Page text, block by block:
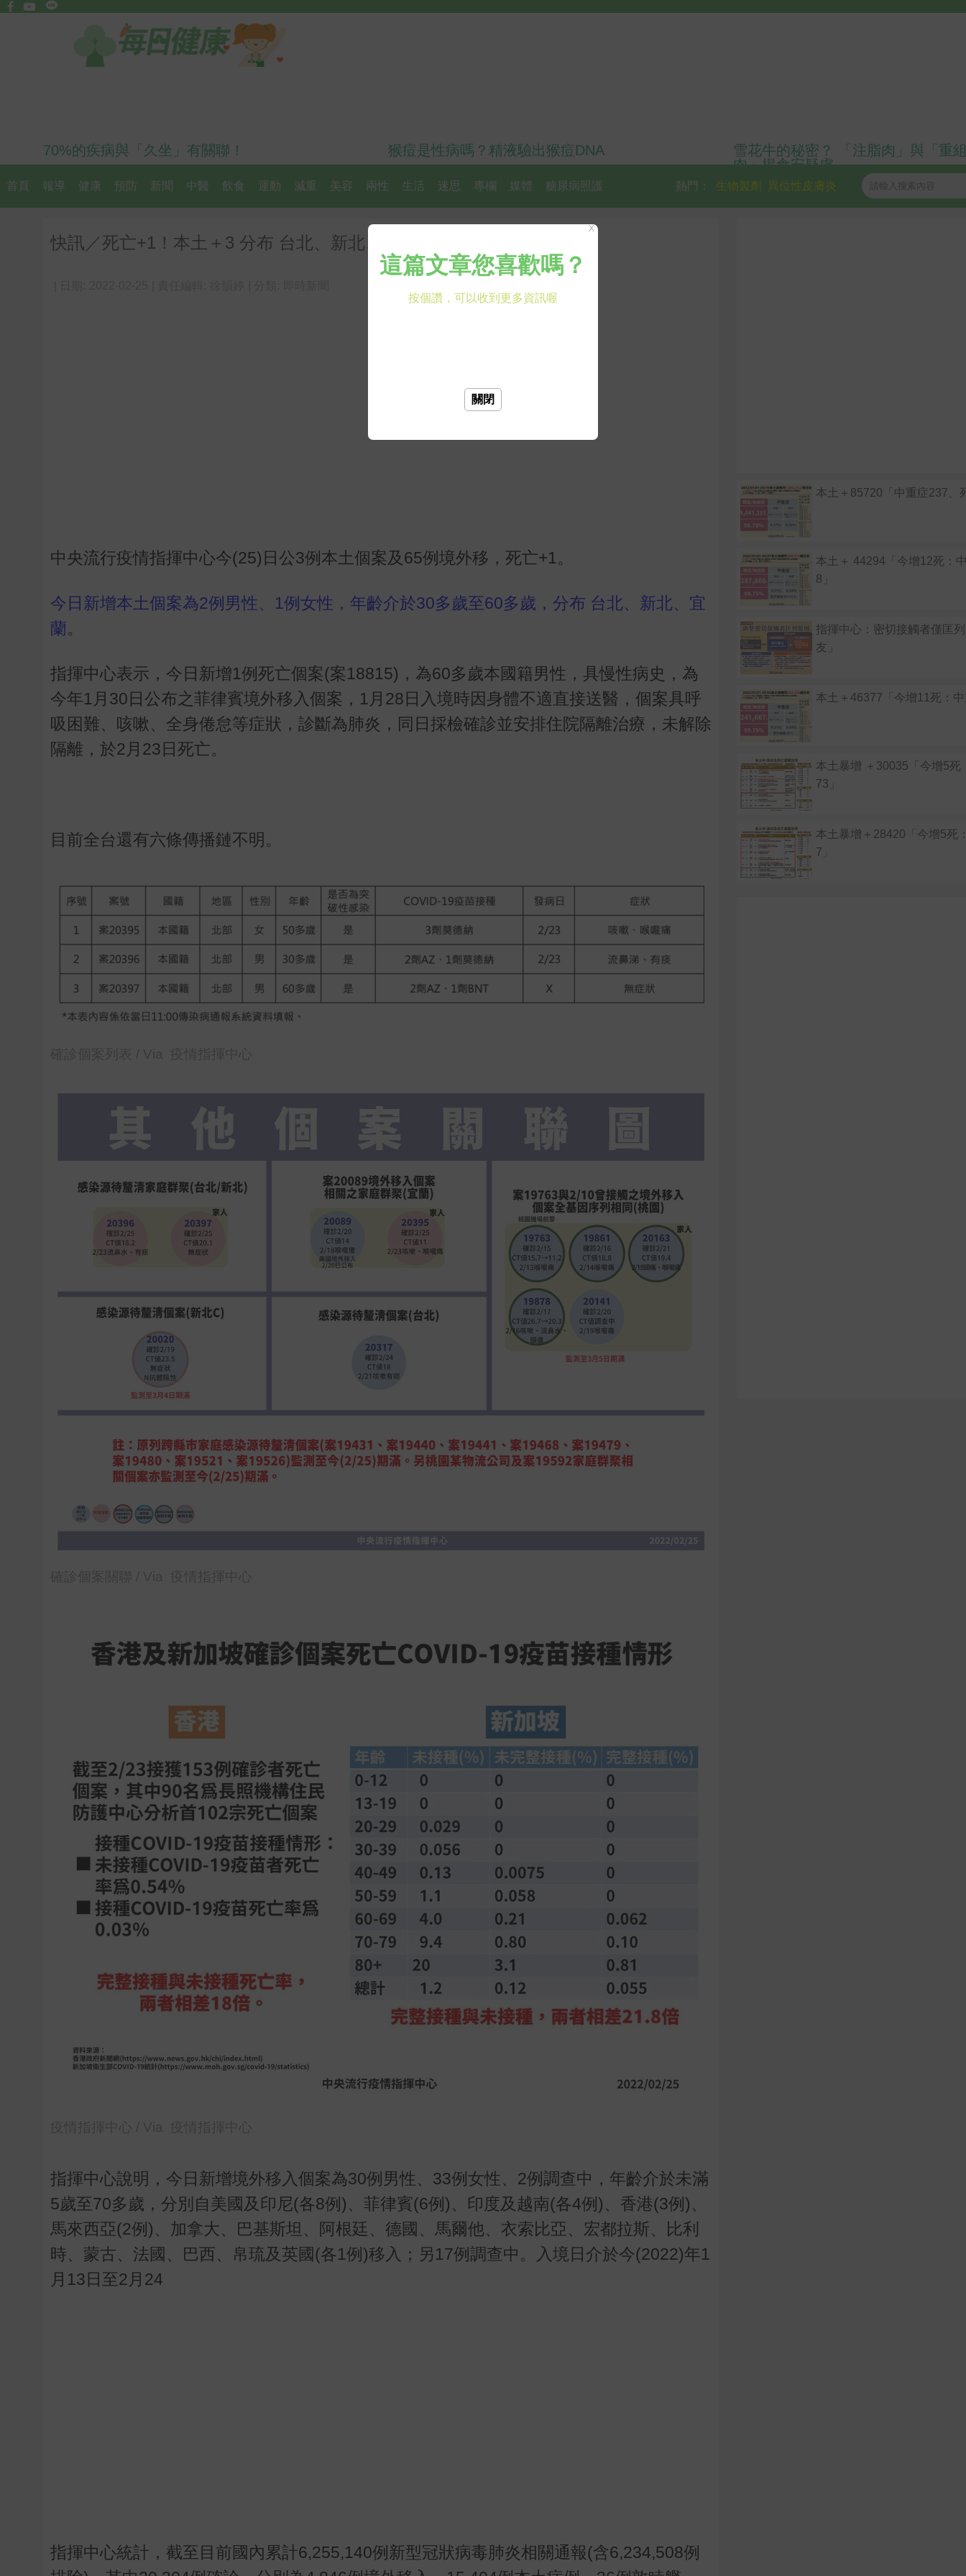
70%的疾病與「久坐」有關聯！ 猴痘是性病嗎？精液驗出猴痘DNA
雪花牛的秘密？ 「注脂肉」與「重
肉」揭食安疑慮
首頁 報導 健康 預防 新聞 中醫 飲食 運動 減重 美容 兩性 生活 迷思 專欄 媒體 糖尿病照護 異位性皮膚炎
生物製劑
熱門：
快訊／死亡+1！本土＋3 分布 台北、新北、宜蘭
中央流行疫情指揮中心今(25)日公3例本土個案及65例境外移，死亡+1。
今日新增本土個案為2例男性、1例女性，年齡介於30多歲至60多歲，分布 台北、新北、宜
蘭。
指揮中心表示，今日新增1例死亡個案(案18815)，為60多歲本國籍男性，具慢性病史，為
今年1月30日公布之菲律賓境外移入個案，1月28日入境時因身體不適直接送醫，個案具呼
吸困難、咳嗽、全身倦怠等症狀，診斷為肺炎，同日採檢確診並安排住院隔離治療，未解除
隔離，於2月23日死亡。
目前全台還有六條傳播鏈不明。
指揮中心說明，今日新增境外移入個案為30例男性、33例女性、2例調查中，年齡介於未滿
5歲至70多歲，分別自美國及印尼(各8例)、菲律賓(6例)、印度及越南(各4例)、香港(3例)、
馬來西亞(2例)、加拿大、巴基斯坦、阿根廷、德國、馬爾他、衣索比亞、宏都拉斯、比利
時、蒙古、法國、巴西、帛琉及英國(各1例)移入；另17例調查中。入境日介於今(2022)年1
月13日至2月24
指揮中心統計，截至目前國內累計6,255,140例新型冠狀病毒肺炎相關通報(含6,234,508例
本土＋85720「中重症237、
本土＋ 44294「今增12死：
8」
指揮中心：密切接觸者僅匡
友」
本土＋46377「今增11死：
本土暴增 ＋30035「今增5死
73」
本土暴增＋28420「今增5死
7」
X
關閉